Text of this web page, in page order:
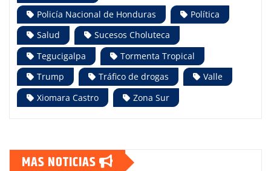
Policía Nacional de Honduras
Política
Salud
Sucesos Choluteca
Tegucigalpa
Tormenta Tropical
Trump
Tráfico de drogas
Valle
Xiomara Castro
Zona Sur
MAS NOTICIAS